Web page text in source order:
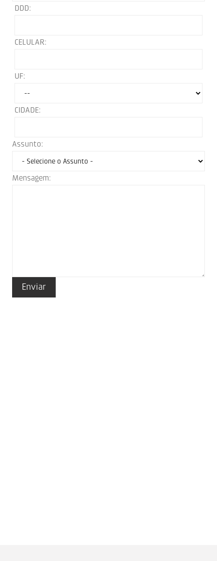
DDD:
CELULAR:
UF:
CIDADE:
Assunto:
Mensagem: